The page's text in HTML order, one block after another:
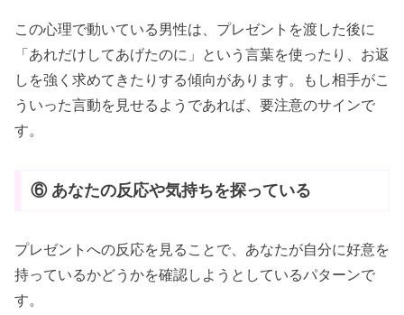
この心理で動いている男性は、プレゼントを渡した後に
「あれだけしてあげたのに」という言葉を使ったり、お返
しを強く求めてきたりする傾向があります。もし相手がこ
ういった言動を見せるようであれば、要注意のサインで
す。
⑥ あなたの反応や気持ちを探っている
プレゼントへの反応を見ることで、あなたが自分に好意を
持っているかどうかを確認しようとしているパターンで
す。